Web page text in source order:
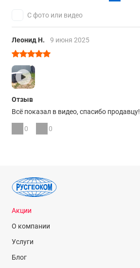
С фото или видео
Леонид Н. 9 июня 2025
Отзыв
Всё показал в видео, спасибо продавцу!
0 0
Акции
О компании
Услуги
Блог